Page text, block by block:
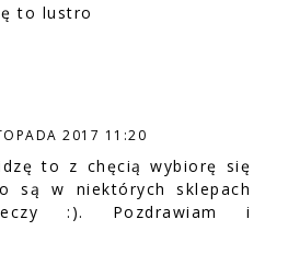
to lustro
2017 11:20
to z chęcią wybiorę się
są w niektórych sklepach
:). Pozdrawiam i